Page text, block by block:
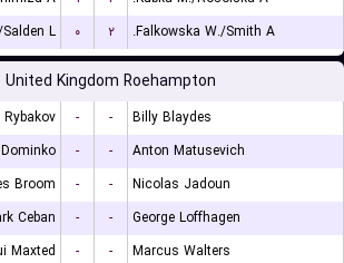
L.
۰ ۲ Falkowska W./Smith A.
United Kingdom Roehampton
- -
Billy Blaydes
- -
Anton Matusevich
Broom
- -
Nicolas Jadoun
Ceban
- -
George Loffhagen
Maxted
- -
Marcus Walters